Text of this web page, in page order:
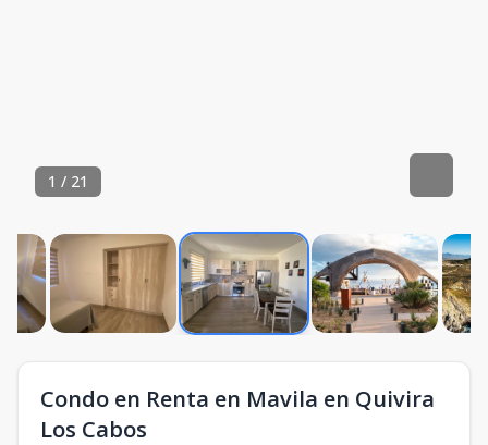
1 / 21
Condo en Renta en Mavila en Quivira
Los Cabos